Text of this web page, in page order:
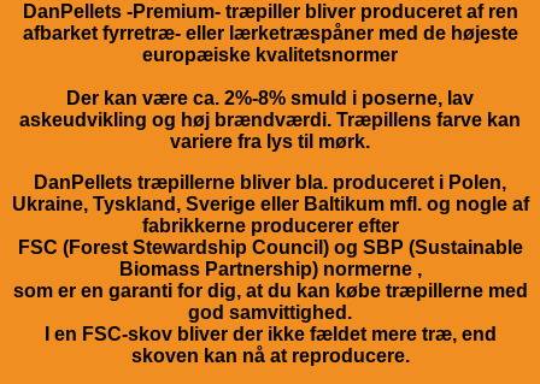
DanPellets -Premium- træpiller bliver produceret af ren
afbarket fyrretræ- eller lærketræspåner med de højeste
europæiske kvalitetsnormer
Der kan være ca. 2%-8% smuld i poserne, lav
askeudvikling og høj brændværdi. Træpillens farve kan
variere fra lys til mørk.
DanPellets træpillerne bliver bla. produceret i Polen,
Ukraine, Tyskland, Sverige eller Baltikum mfl. og nogle af
fabrikkerne producerer efter
FSC (Forest Stewardship Council) og SBP (Sustainable
Biomass Partnership) normerne ,
som er en garanti for dig, at du kan købe træpillerne med
god samvittighed.
I en FSC-skov bliver der ikke fældet mere træ, end
skoven kan nå at reproducere.